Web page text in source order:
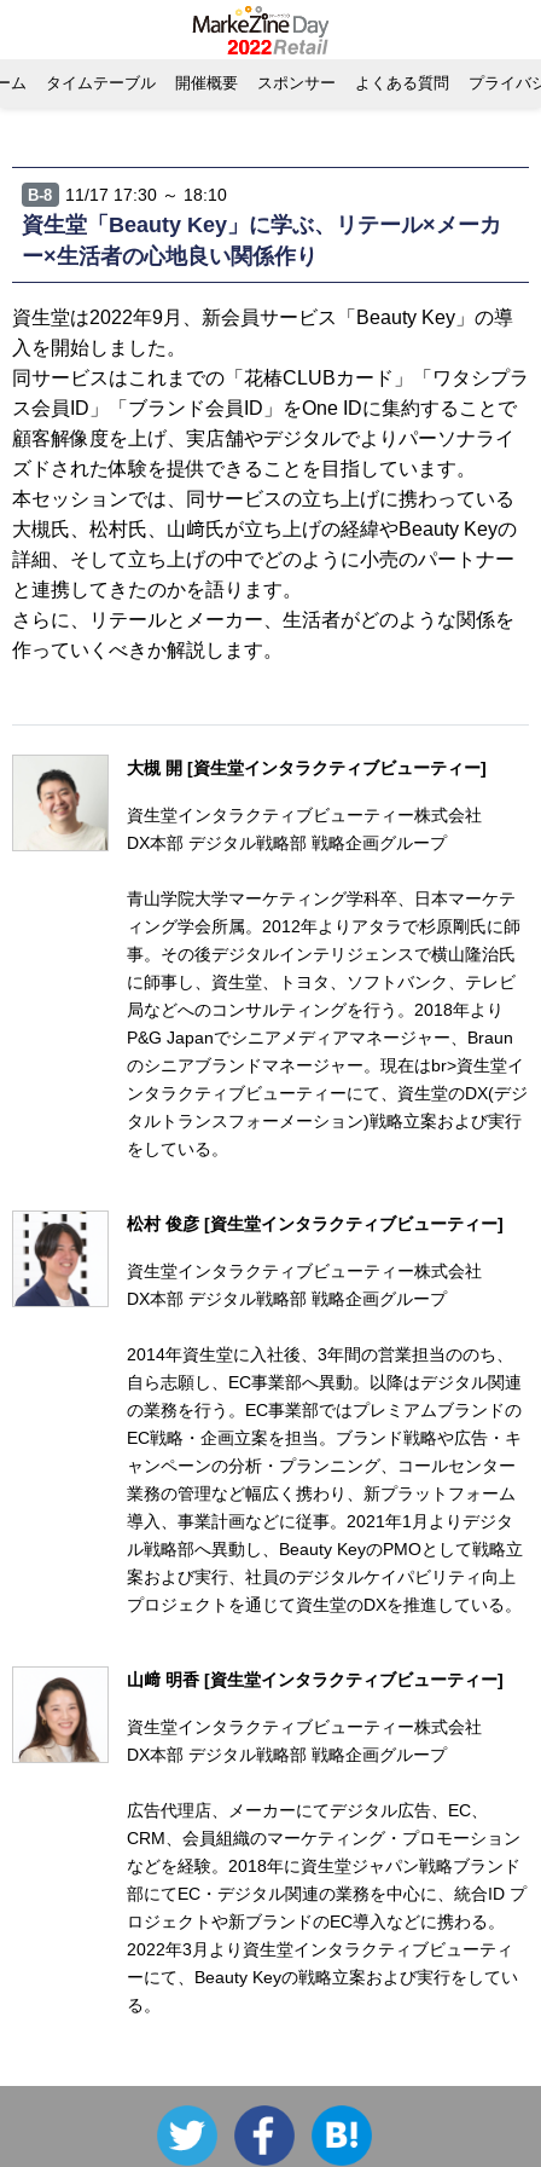
ム タイムテーブル 開催概要 スポンサー よくある質問 プライバ
B-8 11/17 17:30 ～ 18:10
資生堂「Beauty Key」に学ぶ、リテール×メーカ
ー×生活者の心地良い関係作り
資生堂は2022年9月、新会員サービス「Beauty Key」の導
入を開始しました。
同サービスはこれまでの「花椿CLUBカード」「ワタシプラ
ス会員ID」「ブランド会員ID」をOne IDに集約することで
顧客解像度を上げ、実店舗やデジタルでよりパーソナライ
ズドされた体験を提供できることを目指しています。
本セッションでは、同サービスの立ち上げに携わっている
大槻氏、松村氏、山﨑氏が立ち上げの経緯やBeauty Keyの
詳細、そして立ち上げの中でどのように小売のパートナー
と連携してきたのかを語ります。
さらに、リテールとメーカー、生活者がどのような関係を
作っていくべきか解説します。
大槻 開 [資生堂インタラクティブビューティー]
資生堂インタラクティブビューティー株式会社
DX本部 デジタル戦略部 戦略企画グループ
青山学院大学マーケティング学科卒、日本マーケテ
ィング学会所属。2012年よりアタラで杉原剛氏に師
事。その後デジタルインテリジェンスで横山隆治氏
に師事し、資生堂、トヨタ、ソフトバンク、テレビ
局などへのコンサルティングを行う。2018年より
P&G Japanでシニアメディアマネージャー、Braun
のシニアブランドマネージャー。現在はbr>資生堂イ
ンタラクティブビューティーにて、資生堂のDX(デジ
タルトランスフォーメーション)戦略立案および実行
をしている。
松村 俊彦 [資生堂インタラクティブビューティー]
資生堂インタラクティブビューティー株式会社
DX本部 デジタル戦略部 戦略企画グループ
2014年資生堂に入社後、3年間の営業担当ののち、
自ら志願し、EC事業部へ異動。以降はデジタル関連
の業務を行う。EC事業部ではプレミアムブランドの
EC戦略・企画立案を担当。ブランド戦略や広告・キ
ャンペーンの分析・プランニング、コールセンター
業務の管理など幅広く携わり、新プラットフォーム
導入、事業計画などに従事。2021年1月よりデジタ
ル戦略部へ異動し、Beauty KeyのPMOとして戦略立
案および実行、社員のデジタルケイパビリティ向上
プロジェクトを通じて資生堂のDXを推進している。
山﨑 明香 [資生堂インタラクティブビューティー]
資生堂インタラクティブビューティー株式会社
DX本部 デジタル戦略部 戦略企画グループ
広告代理店、メーカーにてデジタル広告、EC、
CRM、会員組織のマーケティング・プロモーション
などを経験。2018年に資生堂ジャパン戦略ブランド
部にてEC・デジタル関連の業務を中心に、統合ID プ
ロジェクトや新ブランドのEC導入などに携わる。
2022年3月より資生堂インタラクティブビューティ
ーにて、Beauty Keyの戦略立案および実行をしてい
る。